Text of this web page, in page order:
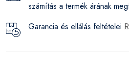
számítás a termék árának
Garancia és ellálás feltételei